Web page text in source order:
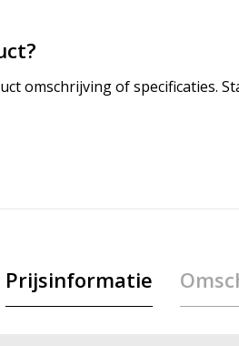
omschrijving of specificaties.
Prijsinformatie